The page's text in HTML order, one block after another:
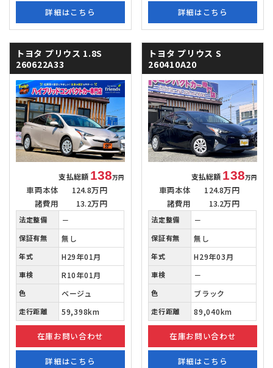
詳細はこちら 詳細はこちら
トヨタ プリウス 1.8S
260622A33
支払総額 138万円
車両本体
124.8万円
諸費用
13.2万円
法定整備 －
保証有無 無し
年式 H29年01月
車検 R10年01月
色 ベージュ
走行距離 59,398km
在庫お問い合わせ
詳細はこちら
トヨタ プリウス S
260410A20
支払総額 138万円
車両本体
124.8万円
諸費用
13.2万円
法定整備 －
保証有無 無し
年式 H29年03月
車検 －
色 ブラック
走行距離 89,040km
在庫お問い合わせ
詳細はこちら